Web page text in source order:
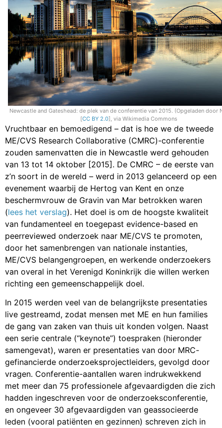
Newcastle and Gateshead: de plek van de conferentie van 2015. (Opgeladen door
[CC BY 2.0], via Wikimedia Commons
Vruchtbaar en bemoedigend – dat is hoe we de tweede
ME/CVS Research Collaborative (CMRC)-conferentie
zouden samenvatten die in Newcastle werd gehouden
van 13 tot 14 oktober [2015]. De CMRC – de eerste van
z’n soort in de wereld – werd in 2013 gelanceerd op een
evenement waarbij de Hertog van Kent en onze
beschermvrouw de Gravin van Mar betrokken waren
(lees het verslag). Het doel is om de hoogste kwaliteit
van fundamenteel en toegepast evidence-based en
peerreviewed onderzoek naar ME/CVS te promoten,
door het samenbrengen van nationale instanties,
ME/CVS belangengroepen, en werkende onderzoekers
van overal in het Verenigd Koninkrijk die willen werken
richting een gemeenschappelijk doel.
In 2015 werden veel van de belangrijkste presentaties
live gestreamd, zodat mensen met ME en hun families
de gang van zaken van thuis uit konden volgen. Naast
een serie centrale (“keynote”) toespraken (hieronder
samengevat), waren er presentaties van door MRC-
gefinancierde onderzoeksprojectleiders, gevolgd door
vragen. Conferentie-aantallen waren indrukwekkend
met meer dan 75 professionele afgevaardigden die zich
hadden ingeschreven voor de onderzoeksconferentie,
en ongeveer 30 afgevaardigden van geassocieerde
leden (vooral patiënten en gezinnen) schreven zich in